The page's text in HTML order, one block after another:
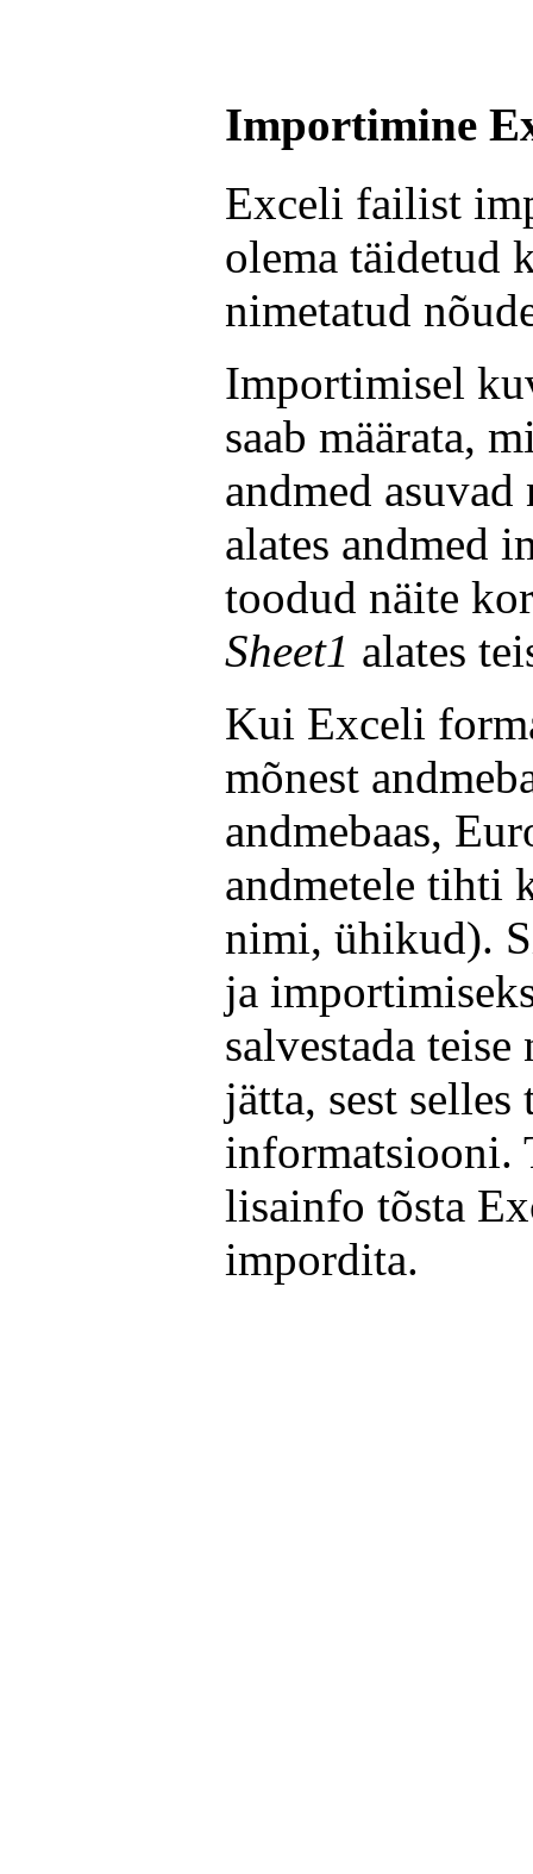
Importimine
Exceli failist
olema täidetud
nimetatud
Importimisel
saab määrata,
andmed
alates andmed
toodud näite
Sheet1 alates
Kui Exceli
mõnest
andmebaas,
andmetele tihti
nimi, ühikud).
ja
salvestada
jätta, sest
informatsiooni.
lisainfo tõsta
impordita.